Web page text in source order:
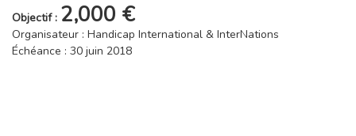
Objectif : 2,000 €
Organisateur : Handicap International & InterNations
Échéance : 30 juin 2018